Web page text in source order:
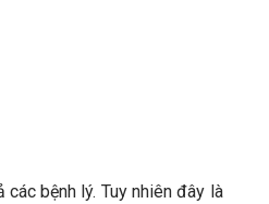
bệnh lý. Tuy nhiên đây là